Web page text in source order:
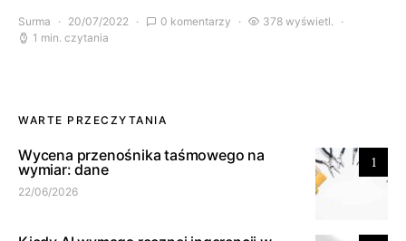
Surma 20/07/2022 0 komentarzy
378 wyświetl.
1 min. czytania
WARTE PRZECZYTANIA
1
Wycena przenośnika taśmowego na
wymiar: dane
22/06/2026